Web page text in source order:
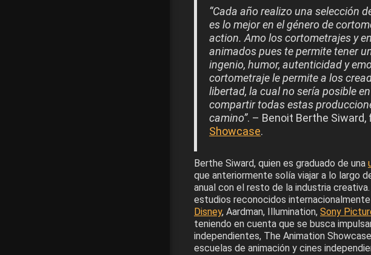
“Cada año realizo una selección
es lo mejor en el género de
action. Amo los cortometrajes y
animados pues te permite tener
ingenio, humor, autenticidad y
cortometraje le permite a los
libertad, la cual no sería posible
compartir todas estas
camino”. – Benoit Berthe Siward,
Showcase.
Berthe Siward, quien es graduado de una
que anteriormente solía viajar a lo largo
anual con el resto de la industria
estudios reconocidos
Disney, Aardman, Illumination, Sony
teniendo en cuenta que se busca
independientes, The Animation
escuelas de animación y cines